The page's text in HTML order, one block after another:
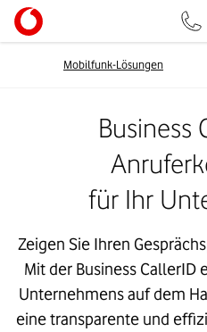
Mobilfunk-Lösungen
Business
für Ihr
Zeigen Sie Ihren
Mit der Business CallerID
Unternehmens auf dem
eine transparente und